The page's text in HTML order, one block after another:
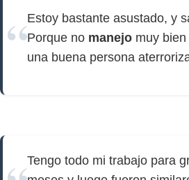
Estoy bastante asustado, y
Porque no manejo muy
una buena persona
Tengo todo mi trabajo para